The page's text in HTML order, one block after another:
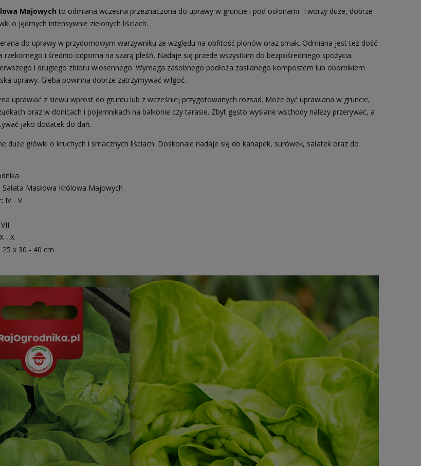
Majowych to odmiana wczesna przeznaczona do uprawy w gruncie i pod osłonami. Tworzy duże, dobrze
o jędrnych intensywnie zielonych liściach.
do uprawy w przydomowym warzywniku ze względu na obfitość plonów oraz smak. Odmiana jest też dość
rzekomego i średnio odporna na szarą pleśń. Nadaje się przede wszystkim do bezpośredniego spożycia.
i drugiego zbioru wiosennego. Wymaga zasobnego podłoża zasilanego kompostem lub obornikiem
uprawy. Gleba powinna dobrze zatrzymywać wilgoć.
uprawiać z siewu wprost do gruntu lub z wcześniej przygotowanych rozsad. Może być uprawiana w gruncie,
oraz w donicach i pojemnikach na balkonie czy tarasie. Zbyt gęsto wysiane wschody należy przerywać, a
jako dodatek do dań.
duże główki o kruchych i smacznych liściach. Doskonale nadaje się do kanapek, surówek, sałatek oraz do
Sałata Masłowa Królowa Majowych
IV - V
VII
- X
25 x 30 - 40 cm